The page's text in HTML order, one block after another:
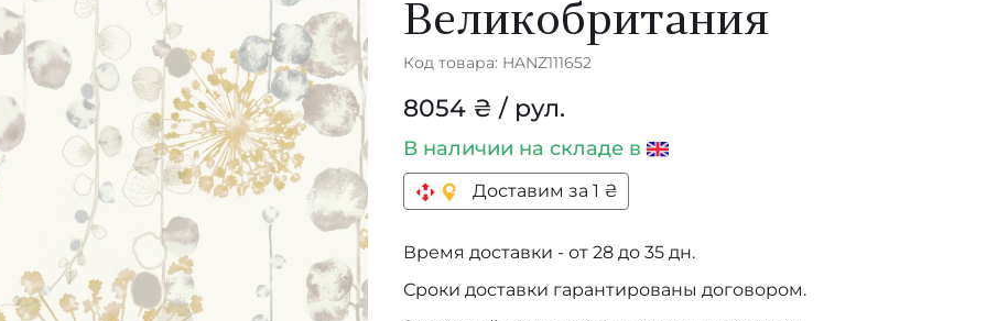
Великобритания
Код товара: HANZ111652
8054 ₴ / рул.
В наличии на складе в
Доставим за 1 ₴
Время доставки - от 28 до 35 дн.
Сроки доставки гарантированы договором.